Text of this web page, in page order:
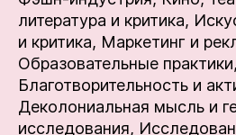
литература и критика,
и критика, Маркетинг и
Образовательные практики,
Благотворительность и
Деколониальная мысль и
исследования,